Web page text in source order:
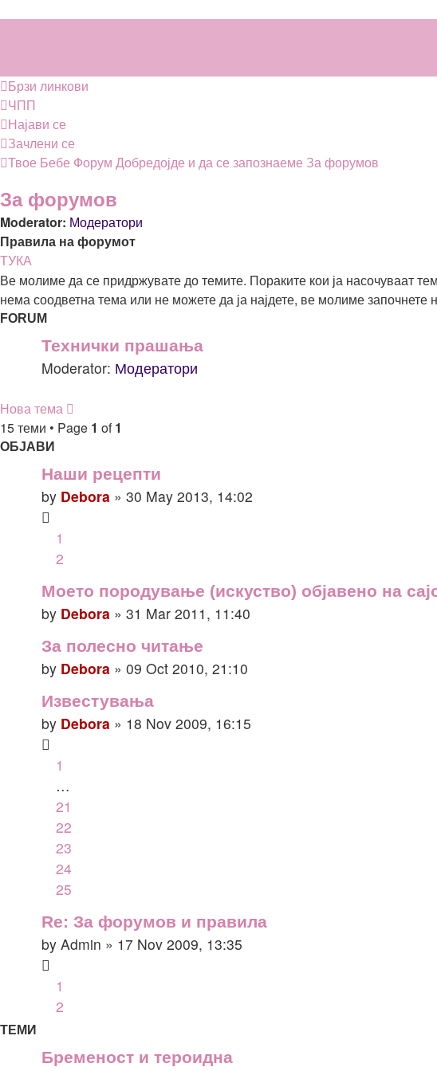
Брзи линкови
ЧПП
Најави се
Зачлени се
Твое Бебе Форум Добредојде и да се запознаеме За форумов
За форумов
Moderator: Модератори
Правила на форумот
ТУКА
Ве молиме да се придржувате до темите. Пораките кои ја насочуваат
нема соодветна тема или не можете да ја најдете, ве молиме започнете
FORUM
Технички прашања
Moderator: Модератори
Нова тема
15 теми • Page 1 of1
ОБЈАВИ
Наши рецепти
by Debora » 30 May 2013, 14:02
1
2
Моето породување (искуство) објавено на
by Debora » 31 Mar 2011, 11:40
За полесно читање
by Debora » 09 Oct 2010, 21:10
Известувања
by Debora » 18 Nov 2009, 16:15
1
…
21
22
23
24
25
Re: За форумов и правила
by Admin » 17 Nov 2009, 13:35
1
2
ТЕМИ
Бременост и тероидна